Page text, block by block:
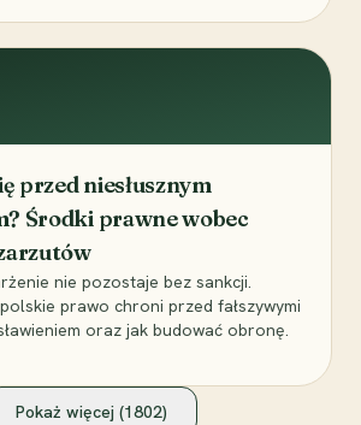
przed niesłusznym
Środki prawne wobec
nie pozostaje bez sankcji.
prawo chroni przed fałszywymi
oraz jak budować obronę.
Pokaż więcej (1802)